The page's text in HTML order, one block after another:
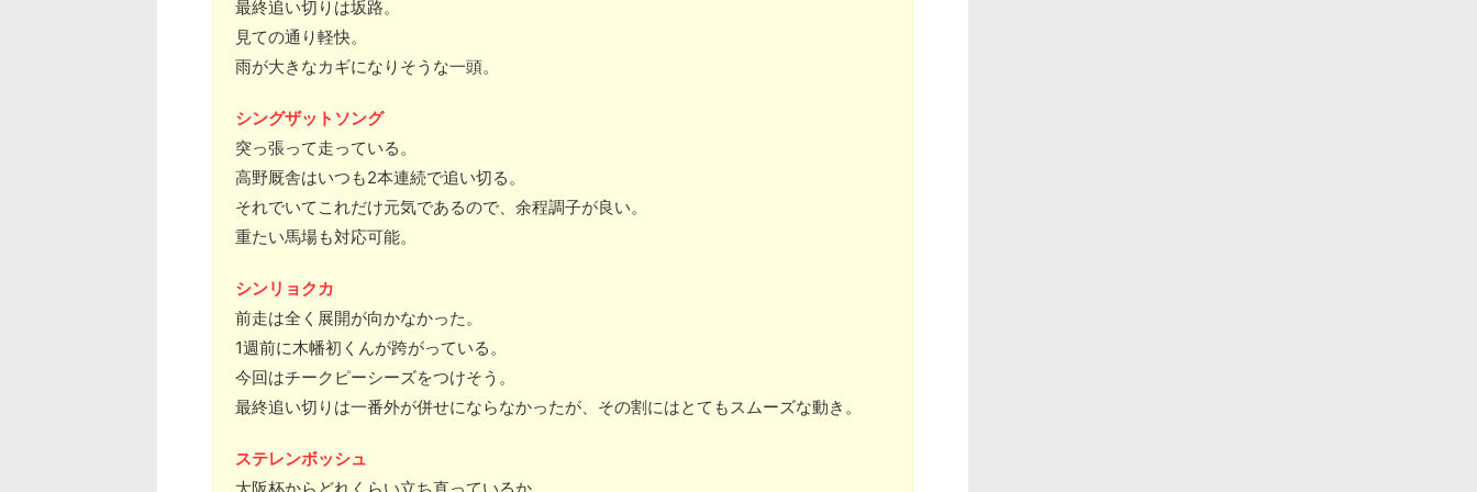
最終追い切りは坂路。
見ての通り軽快。
雨が大きなカギになりそうな一頭。
シングザットソング
突っ張って走っている。
高野厩舎はいつも2本連続で追い切る。
それでいてこれだけ元気であるので、余程調子が良い。
重たい馬場も対応可能。
シンリョクカ
前走は全く展開が向かなかった。
1週前に木幡初くんが跨がっている。
今回はチークピーシーズをつけそう。
最終追い切りは一番外が併せにならなかったが、その割にはとてもスムーズな動き。
ステレンボッシュ